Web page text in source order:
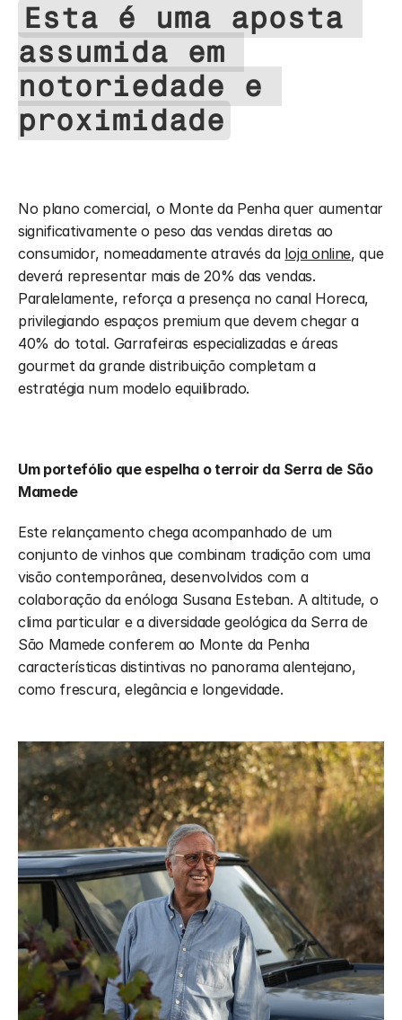
Esta é uma aposta
assumida em
notoriedade e
proximidade
No plano comercial, o Monte da Penha quer aumentar
significativamente o peso das vendas diretas ao
consumidor, nomeadamente através da loja online, que
deverá representar mais de 20% das vendas.
Paralelamente, reforça a presença no canal Horeca,
privilegiando espaços premium que devem chegar a
40% do total. Garrafeiras especializadas e áreas
gourmet da grande distribuição completam a
estratégia num modelo equilibrado.
Um portefólio que espelha o terroir da Serra de São
Mamede
Este relançamento chega acompanhado de um
conjunto de vinhos que combinam tradição com uma
visão contemporânea, desenvolvidos com a
colaboração da enóloga Susana Esteban. A altitude, o
clima particular e a diversidade geológica da Serra de
São Mamede conferem ao Monte da Penha
características distintivas no panorama alentejano,
como frescura, elegância e longevidade.